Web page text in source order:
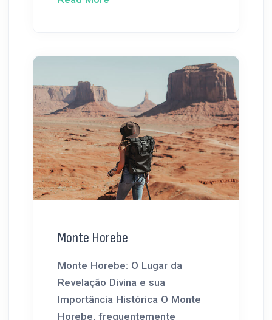
Monte Horebe
Monte Horebe: O Lugar da
Revelação Divina e sua
Importância Histórica O Monte
Horebe, frequentemente